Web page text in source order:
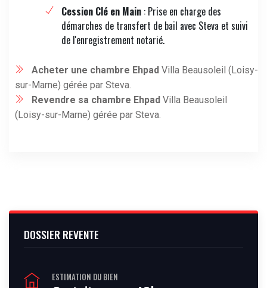
Cession Clé en Main : Prise en charge des
démarches de transfert de bail avec Steva et suivi
de l'enregistrement notarié.
Acheter une chambre Ehpad Villa Beausoleil (Loisy-
sur-Marne) gérée par Steva.
Revendre sa chambre Ehpad Villa Beausoleil
(Loisy-sur-Marne) gérée par Steva.
DOSSIER REVENTE
ESTIMATION DU BIEN